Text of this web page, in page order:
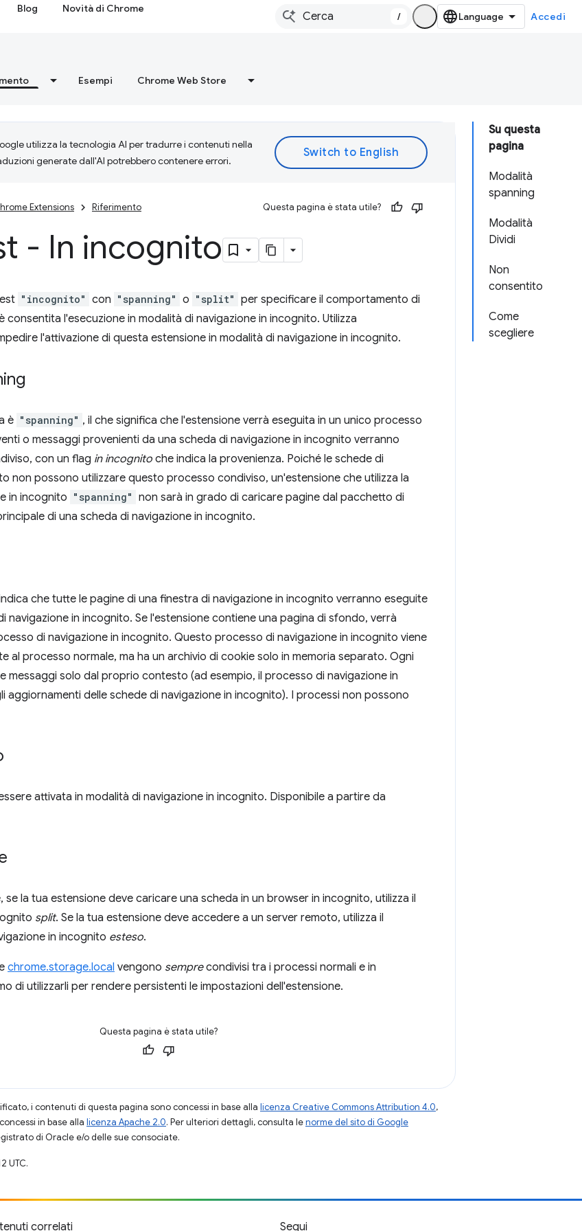
Blog Novità di Chrome
/ Accedi
Esempi Chrome Web Store
Su questa
pagina
Modalità
spanning
Modalità
Dividi
Non
consentito
Come
scegliere
utilizza la tecnologia AI per tradurre i contenuti nella
generate dall'AI potrebbero contenere errori.
Extensions Riferimento Questa pagina è stata utile?
- In incognito
"incognito" con "spanning" o "split" per specificare il comportamento di
consentita l'esecuzione in modalità di navigazione in incognito. Utilizza
l'attivazione di questa estensione in modalità di navigazione in incognito.
è "spanning" , il che significa che l'estensione verrà eseguita in un unico processo
o messaggi provenienti da una scheda di navigazione in incognito verranno
con un flag in incognito che indica la provenienza. Poiché le schede di
non possono utilizzare questo processo condiviso, un'estensione che utilizza la
in incognito "spanning" non sarà in grado di caricare pagine dal pacchetto di
di una scheda di navigazione in incognito.
che tutte le pagine di una finestra di navigazione in incognito verranno eseguite
navigazione in incognito. Se l'estensione contiene una pagina di sfondo, verrà
di navigazione in incognito. Questo processo di navigazione in incognito viene
al processo normale, ma ha un archivio di cookie solo in memoria separato. Ogni
messaggi solo dal proprio contesto (ad esempio, il processo di navigazione in
aggiornamenti delle schede di navigazione in incognito). I processi non possono
attivata in modalità di navigazione in incognito. Disponibile a partire da
se la tua estensione deve caricare una scheda in un browser in incognito, utilizza il
split. Se la tua estensione deve accedere a un server remoto, utilizza il
in incognito esteso.
chrome.storage.local vengono semprecondivisi tra i processi normali e in
di utilizzarli per rendere persistenti le impostazioni dell'estensione.
Questa pagina è stata utile?
i contenuti di questa pagina sono concessi in base alla licenza Creative Commons Attribution 4.0,
in base alla licenza Apache 2.0. Per ulteriori dettagli, consulta lenorme del sito di Google
di Oracle e/o delle sue consociate.
UTC.
correlati Segui